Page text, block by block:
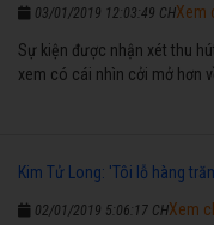
03/01/2019 12:03:49 CH
Sự kiện được nhận xét thu
xem có cái nhìn cởi mở hơn
Xem
Kim Tử Long: 'Tôi lỗ hàng
02/01/2019 5:06:17 CHXem